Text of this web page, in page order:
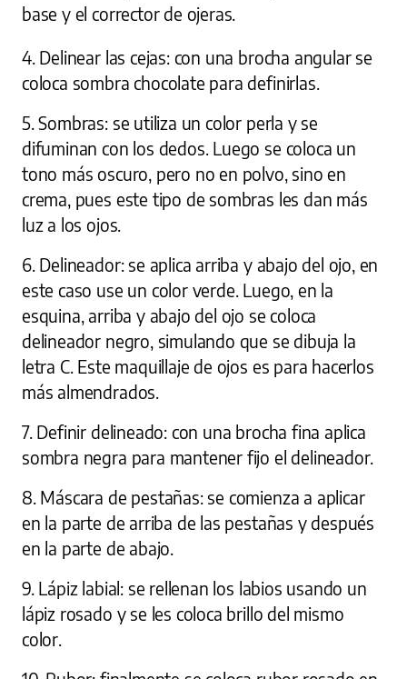
base y el corrector de ojeras.
4. Delinear las cejas: con una brocha angular se
coloca sombra chocolate para definirlas.
5. Sombras: se utiliza un color perla y se
difuminan con los dedos. Luego se coloca un
tono más oscuro, pero no en polvo, sino en
crema, pues este tipo de sombras les dan más
luz a los ojos.
6. Delineador: se aplica arriba y abajo del ojo, en
este caso use un color verde. Luego, en la
esquina, arriba y abajo del ojo se coloca
delineador negro, simulando que se dibuja la
letra C. Este maquillaje de ojos es para hacerlos
más almendrados.
7. Definir delineado: con una brocha fina aplica
sombra negra para mantener fijo el delineador.
8. Máscara de pestañas: se comienza a aplicar
en la parte de arriba de las pestañas y después
en la parte de abajo.
9. Lápiz labial: se rellenan los labios usando un
lápiz rosado y se les coloca brillo del mismo
color.